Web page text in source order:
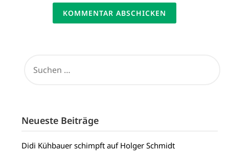
NACH:
Neueste Beiträge
Didi Kühbauer schimpft auf Holger Schmidt